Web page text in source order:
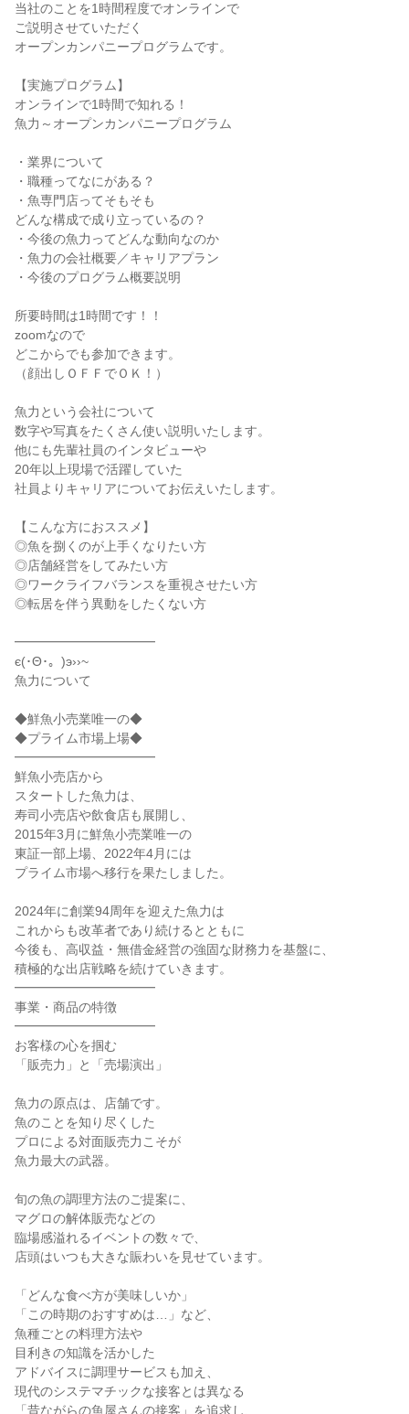
当社のことを1時間程度でオンラインで
ご説明させていただく
オープンカンパニープログラムです。
【実施プログラム】
オンラインで1時間で知れる！
魚力～オープンカンパニープログラム
・業界について
・職種ってなにがある？
・魚専門店ってそもそも
どんな構成で成り立っているの？
・今後の魚力ってどんな動向なのか
・魚力の会社概要／キャリアプラン
・今後のプログラム概要説明
所要時間は1時間です！！
zoomなので
どこからでも参加できます。
（顔出しＯＦＦでＯＫ！）
魚力という会社について
数字や写真をたくさん使い説明いたします。
他にも先輩社員のインタビューや
20年以上現場で活躍していた
社員よりキャリアについてお伝えいたします。
【こんな方におススメ】
◎魚を捌くのが上手くなりたい方
◎店舗経営をしてみたい方
◎ワークライフバランスを重視させたい方
◎転居を伴う異動をしたくない方
━━━━━━━━━━━
є(･Θ･。)э››~
魚力について
◆鮮魚小売業唯一の◆
◆プライム市場上場◆
━━━━━━━━━━━
鮮魚小売店から
スタートした魚力は、
寿司小売店や飲食店も展開し、
2015年3月に鮮魚小売業唯一の
東証一部上場、2022年4月には
プライム市場へ移行を果たしました。
2024年に創業94周年を迎えた魚力は
これからも改革者であり続けるとともに
今後も、高収益・無借金経営の強固な財務力を基盤に、
積極的な出店戦略を続けていきます。
━━━━━━━━━━━
事業・商品の特徴
━━━━━━━━━━━
お客様の心を掴む
「販売力」と「売場演出」
魚力の原点は、店舗です。
魚のことを知り尽くした
プロによる対面販売力こそが
魚力最大の武器。
旬の魚の調理方法のご提案に、
マグロの解体販売などの
臨場感溢れるイベントの数々で、
店頭はいつも大きな賑わいを見せています。
「どんな食べ方が美味しいか」
「この時期のおすすめは…」など、
魚種ごとの料理方法や
目利きの知識を活かした
アドバイスに調理サービスも加え、
現代のシステマチックな接客とは異なる
「昔ながらの魚屋さんの接客」を追求し、